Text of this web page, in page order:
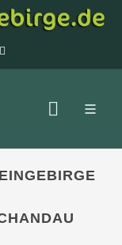
99873408